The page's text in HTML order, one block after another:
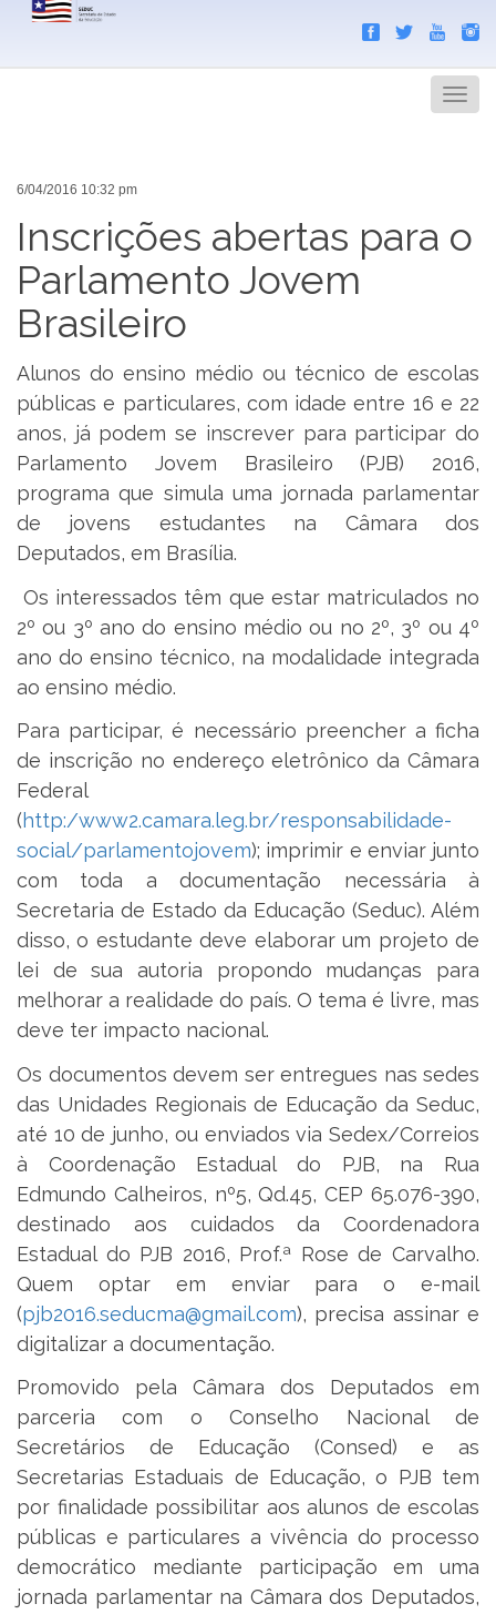
Menu
6/04/2016 10:32 pm
Inscrições abertas para o
Parlamento Jovem
Brasileiro
Alunos do ensino médio ou técnico de escolas
públicas e particulares, com idade entre 16 e 22
anos, já podem se inscrever para participar do
Parlamento Jovem Brasileiro (PJB) 2016,
programa que simula uma jornada parlamentar
de jovens estudantes na Câmara dos
Deputados, em Brasília.
Os interessados têm que estar matriculados no
2º ou 3º ano do ensino médio ou no 2º, 3º ou 4º
ano do ensino técnico, na modalidade integrada
ao ensino médio.
Para participar, é necessário preencher a ficha
de inscrição no endereço eletrônico da Câmara
Federal
(http:/www2.camara.leg.br/responsabilidade-
social/parlamentojovem); imprimir e enviar junto
com toda a documentação necessária à
Secretaria de Estado da Educação (Seduc). Além
disso, o estudante deve elaborar um projeto de
lei de sua autoria propondo mudanças para
melhorar a realidade do país. O tema é livre, mas
deve ter impacto nacional.
Os documentos devem ser entregues nas sedes
das Unidades Regionais de Educação da Seduc,
até 10 de junho, ou enviados via Sedex/Correios
à Coordenação Estadual do PJB, na Rua
Edmundo Calheiros, nº5, Qd.45, CEP 65.076-390,
destinado aos cuidados da Coordenadora
Estadual do PJB 2016, Prof.ª Rose de Carvalho.
Quem optar em enviar para o e-mail
(pjb2016.seducma@gmail.com), precisa assinar e
digitalizar a documentação.
Promovido pela Câmara dos Deputados em
parceria com o Conselho Nacional de
Secretários de Educação (Consed) e as
Secretarias Estaduais de Educação, o PJB tem
por finalidade possibilitar aos alunos de escolas
públicas e particulares a vivência do processo
democrático mediante participação em uma
jornada parlamentar na Câmara dos Deputados,